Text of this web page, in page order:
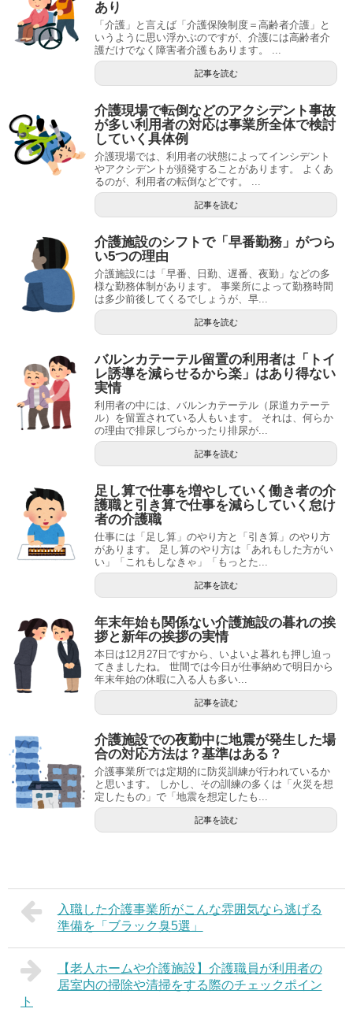
あり
「介護」と言えば「介護保険制度＝高齢者介護」と
いうように思い浮かぶのですが、介護には高齢者介
護だけでなく障害者介護もあります。 ...
記事を読む
介護現場で転倒などのアクシデント事故
が多い利用者の対応は事業所全体で検討
していく具体例
介護現場では、利用者の状態によってインシデント
やアクシデントが頻発することがあります。 よくあ
るのが、利用者の転倒などです。 ...
記事を読む
介護施設のシフトで「早番勤務」がつら
い5つの理由
介護施設には「早番、日勤、遅番、夜勤」などの多
様な勤務体制があります。 事業所によって勤務時間
は多少前後してくるでしょうが、早...
記事を読む
バルンカテーテル留置の利用者は「トイ
レ誘導を減らせるから楽」はあり得ない
実情
利用者の中には、バルンカテーテル（尿道カテーテ
ル）を留置されている人もいます。 それは、何らか
の理由で排尿しづらかったり排尿が...
記事を読む
足し算で仕事を増やしていく働き者の介
護職と引き算で仕事を減らしていく怠け
者の介護職
仕事には「足し算」のやり方と「引き算」のやり方
があります。 足し算のやり方は「あれもした方がい
い」「これもしなきゃ」「もっとた...
記事を読む
年末年始も関係ない介護施設の暮れの挨
拶と新年の挨拶の実情
本日は12月27日ですから、いよいよ暮れも押し迫っ
てきましたね。 世間では今日が仕事納めで明日から
年末年始の休暇に入る人も多い...
記事を読む
介護施設での夜勤中に地震が発生した場
合の対応方法は？基準はある？
介護事業所では定期的に防災訓練が行われているか
と思います。 しかし、その訓練の多くは「火災を想
定したもの」で「地震を想定したも...
記事を読む
入職した介護事業所がこんな雰囲気なら逃げる
準備を「ブラック臭5選」
【老人ホームや介護施設】介護職員が利用者の
居室内の掃除や清掃をする際のチェックポイン
ト